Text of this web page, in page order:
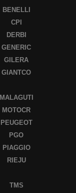
BENELLI
CPI
DERBI
GENERIC
GILERA
GIANTCO
MALAGUTI
MOTOCR
PEUGEOT
PGO
PIAGGIO
RIEJU
TMS